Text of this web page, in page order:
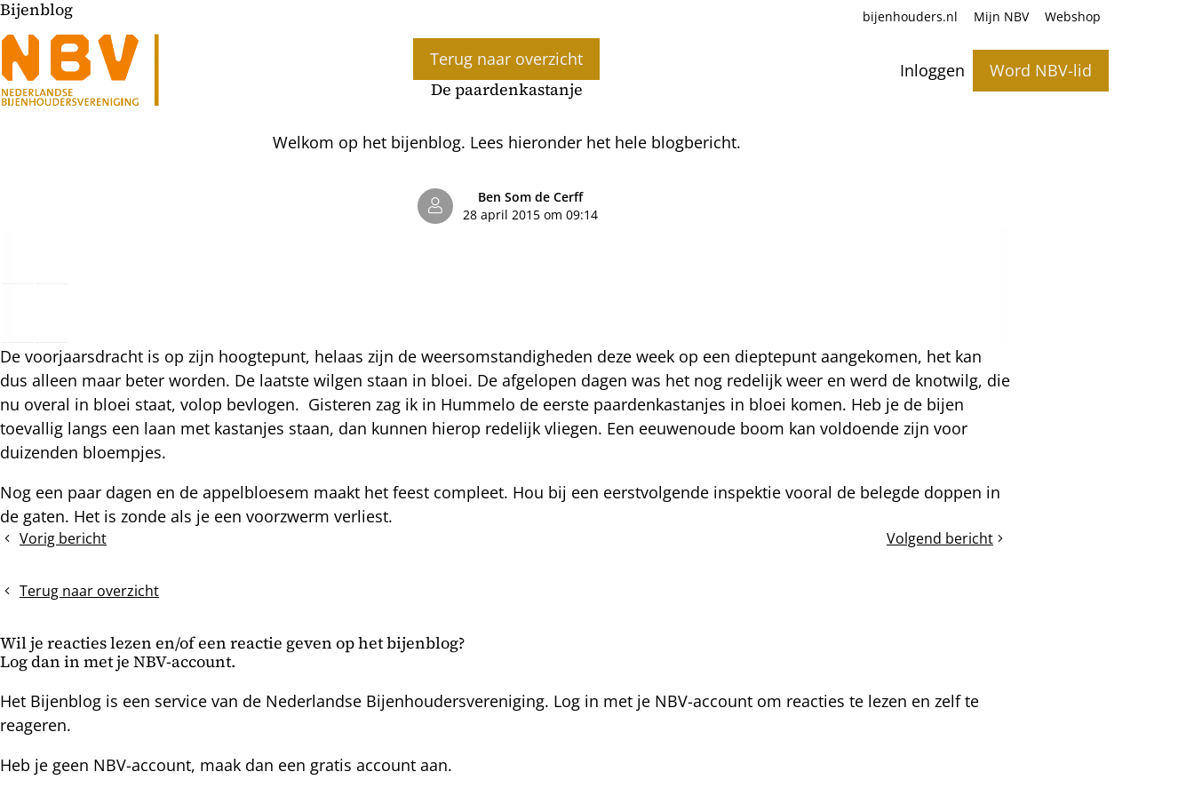
Inloggen Word NBV-lid
bijenhouders.nl Mijn NBV Webshop
Bijenblog
Terug naar overzicht
De paardenkastanje
Welkom op het bijenblog. Lees hieronder het hele blogbericht.
Ben Som de Cerff
28 april 2015 om 09:14
De voorjaarsdracht is op zijn hoogtepunt, helaas zijn de weersomstandigheden deze week op een dieptepunt aangekomen, het kan
dus alleen maar beter worden. De laatste wilgen staan in bloei. De afgelopen dagen was het nog redelijk weer en werd de knotwilg, die
nu overal in bloei staat, volop bevlogen. Gisteren zag ik in Hummelo de eerste paardenkastanjes in bloei komen. Heb je de bijen
toevallig langs een laan met kastanjes staan, dan kunnen hierop redelijk vliegen. Een eeuwenoude boom kan voldoende zijn voor
duizenden bloempjes.
Nog een paar dagen en de appelbloesem maakt het feest compleet. Hou bij een eerstvolgende inspektie vooral de belegde doppen in
de gaten. Het is zonde als je een voorzwerm verliest.
Vorig bericht
Doppen
Volgend bericht
Koolzaad
Terug naar overzicht
Wil je reacties lezen en/of een reactie geven op het bijenblog?
Log dan in met je NBV-account.
Het Bijenblog is een service van de Nederlandse Bijenhoudersvereniging. Log in met je NBV-account om reacties te lezen en zelf te
reageren.
Heb je geen NBV-account, maak dan een gratis account aan.